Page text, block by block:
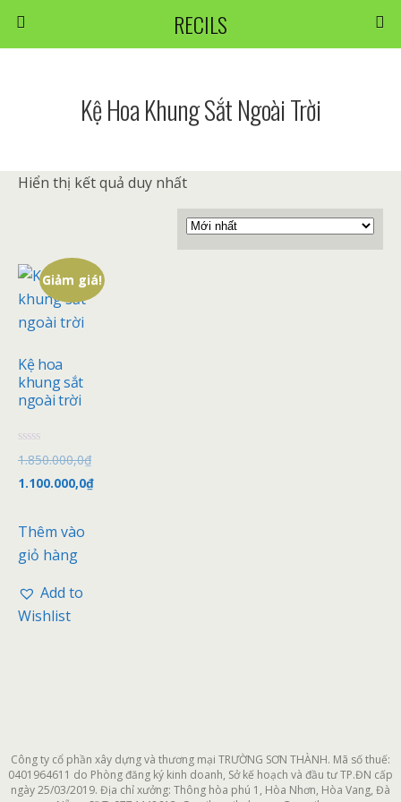
RECILS
Kệ Hoa Khung Sắt Ngoài Trời
Hiển thị kết quả duy nhất
Giảm giá!
Kệ hoa
khung sắt
ngoài trời
Đ
ư
ợ
c
p
h
n
5
a
1.850.000,0₫
1.100.000,0₫
Thêm vào
giỏ hàng
Add to
Wishlist
Công ty cổ phần xây dựng và thương mại TRƯỜNG SƠN THÀNH. Mã số thuế:
0401964611 do Phòng đăng ký kinh doanh, Sở kế hoạch và đầu tư TP.ĐN cấp
ngày 25/03/2019. Địa chỉ xưởng: Thông hòa phú 1, Hòa Nhơn, Hòa Vang, Đà